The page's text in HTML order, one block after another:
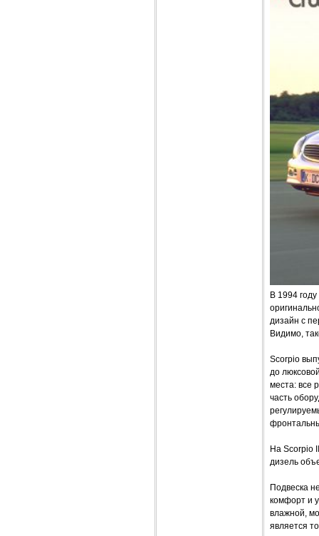
В 1994
дизайн с
Видимо,
Scorpio
до
места: все
часть
На Scorpio
дизель
Подвеска
комфорт и
влажной,
является